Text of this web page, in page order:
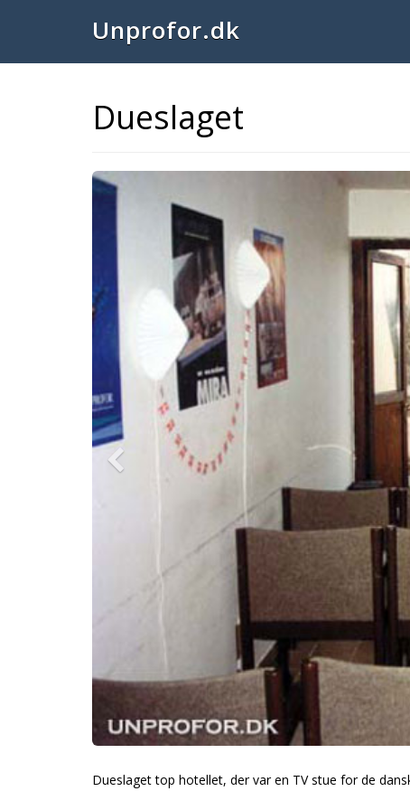
Unprofor.dk
Dueslaget
Previous
Dueslaget top hotellet, der var en TV stue for de